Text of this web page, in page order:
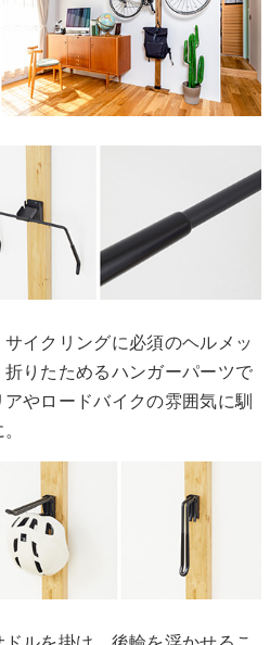
イクリングに必須のヘルメッ
折りたためるハンガーパーツで
やロードバイクの雰囲気に馴